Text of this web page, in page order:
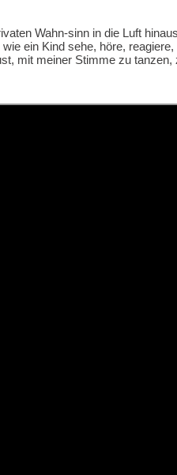
Wahn-sinn in die Luft
ein Kind sehe, höre,
mit meiner Stimme zu tanzen,